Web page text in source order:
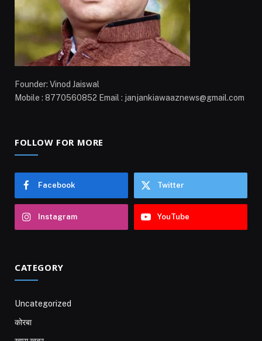
Founder: Vinod Jaiswal
Mobile : 8770560852 Email : janjankiawaaznews@gmail.com
FOLLOW FOR MORE
Facebook Twitter
Instagram YouTube
CATEGORY
Uncategorized
कोरबा